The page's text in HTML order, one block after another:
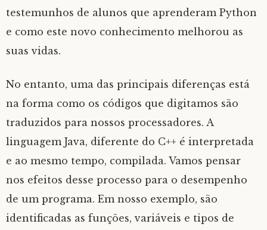
testemunhos de alunos que aprenderam Python
e como este novo conhecimento melhorou as
suas vidas.
No entanto, uma das principais diferenças está
na forma como os códigos que digitamos são
traduzidos para nossos processadores. A
linguagem Java, diferente do C++ é interpretada
e ao mesmo tempo, compilada. Vamos pensar
nos efeitos desse processo para o desempenho
de um programa. Em nosso exemplo, são
identificadas as funções, variáveis e tipos de